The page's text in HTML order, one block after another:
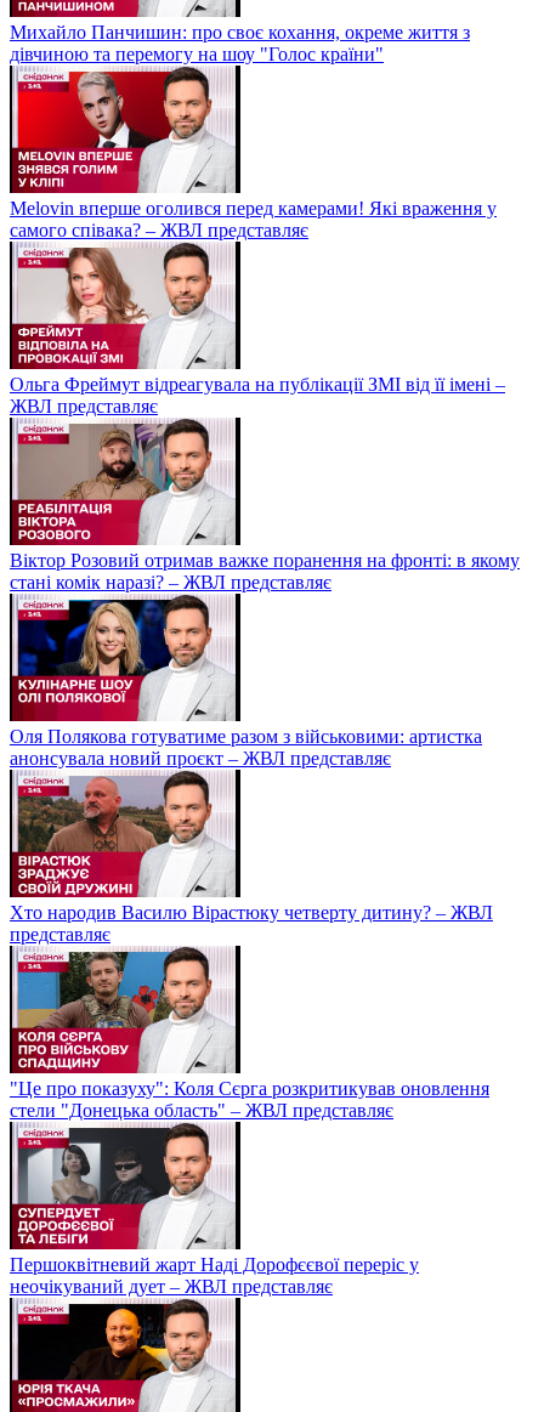
Михайло Панчишин: про своє кохання, окреме життя з
дівчиною та перемогу на шоу "Голос країни"
Melovin вперше оголився перед камерами! Які враження у
самого співака? – ЖВЛ представляє
Ольга Фреймут відреагувала на публікації ЗМІ від її імені –
ЖВЛ представляє
Віктор Розовий отримав важке поранення на фронті: в якому
стані комік наразі? – ЖВЛ представляє
Оля Полякова готуватиме разом з військовими: артистка
анонсувала новий проєкт – ЖВЛ представляє
Хто народив Василю Вірастюку четверту дитину? – ЖВЛ
представляє
"Це про показуху": Коля Сєрга розкритикував оновлення
стели "Донецька область" – ЖВЛ представляє
Першоквітневий жарт Наді Дорофєєвої переріс у
неочікуваний дует – ЖВЛ представляє